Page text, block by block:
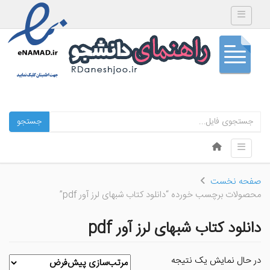
Toggle navigation
جستجو
Menu
Skip to content
Toggle navigation
صفحه نخست
محصولات برچسب خورده “دانلود کتاب شبهای لرز آور pdf”
دانلود کتاب شبهای لرز آور pdf
در حال نمایش یک نتیجه